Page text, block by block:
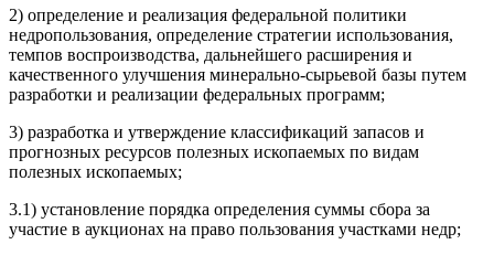
2) определение и реализация федеральной политики
недропользования, определение стратегии использования,
темпов воспроизводства, дальнейшего расширения и
качественного улучшения минерально-сырьевой базы путем
разработки и реализации федеральных программ;
3) разработка и утверждение классификаций запасов и
прогнозных ресурсов полезных ископаемых по видам
полезных ископаемых;
3.1) установление порядка определения суммы сбора за
участие в аукционах на право пользования участками недр;